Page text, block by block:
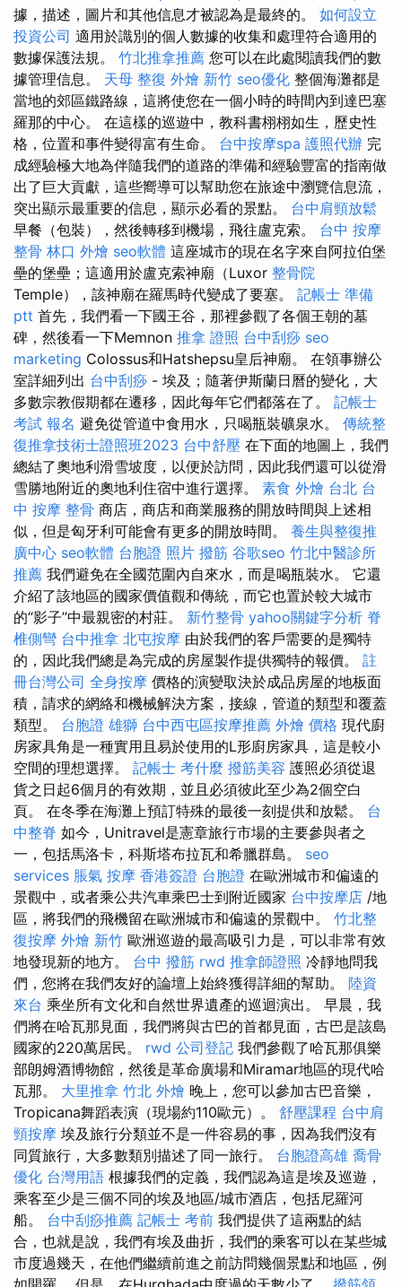
據，描述，圖片和其他信息才被認為是最終的。 如何設立
投資公司 適用於識別的個人數據的收集和處理符合適用的
數據保護法規。 竹北推拿推薦 您可以在此處閱讀我們的數
據管理信息。 天母 整復 外燴 新竹 seo優化 整個海灘都是
當地的郊區鐵路線，這將使您在一個小時的時間內到達巴塞
羅那的中心。 在這樣的巡遊中，教科書栩栩如生，歷史性
格，位置和事件變得富有生命。 台中按摩spa 護照代辦 完
成經驗極大地為伴隨我們的道路的準備和經驗豐富的指南做
出了巨大貢獻，這些嚮導可以幫助您在旅途中瀏覽信息流，
突出顯示最重要的信息，顯示必看的景點。 台中肩頸放鬆
早餐（包裝），然後轉移到機場，飛往盧克索。 台中 按摩
整骨 林口 外燴 seo軟體 這座城市的現在名字來自阿拉伯堡
壘的堡壘；這適用於盧克索神廟（Luxor 整骨院
Temple），該神廟在羅馬時代變成了要塞。 記帳士 準備
ptt 首先，我們看一下國王谷，那裡參觀了各個王朝的墓
碑，然後看一下Memnon 推拿 證照 台中刮痧 seo
marketing Colossus和Hatshepsu皇后神廟。 在領事辦公
室詳細列出 台中刮痧 - 埃及；隨著伊斯蘭日曆的變化，大
多數宗教假期都在遷移，因此每年它們都落在了。 記帳士
考試 報名 避免從管道中食用水，只喝瓶裝礦泉水。 傳統整
復推拿技術士證照班2023 台中舒壓 在下面的地圖上，我們
總結了奧地利滑雪坡度，以便於訪問，因此我們還可以從滑
雪勝地附近的奧地利住宿中進行選擇。 素食 外燴 台北 台
中 按摩 整骨 商店，商店和商業服務的開放時間與上述相
似，但是匈牙利可能會有更多的開放時間。 養生與整復推
廣中心 seo軟體 台胞證 照片 撥筋 谷歌seo 竹北中醫診所
推薦 我們避免在全國范圍內自來水，而是喝瓶裝水。 它還
介紹了該地區的國家價值觀和傳統，而它也置於較大城市
的“影子”中最親密的村莊。 新竹整骨 yahoo關鍵字分析 脊
椎側彎 台中推拿 北屯按摩 由於我們的客戶需要的是獨特
的，因此我們總是為完成的房屋製作提供獨特的報價。 註
冊台灣公司 全身按摩 價格的演變取決於成品房屋的地板面
積，請求的網絡和機械解決方案，接線，管道的類型和覆蓋
類型。 台胞證 雄獅 台中西屯區按摩推薦 外燴 價格 現代廚
房家具角是一種實用且易於使用的L形廚房家具，這是較小
空間的理想選擇。 記帳士 考什麼 撥筋美容 護照必須從退
貨之日起6個月的有效期，並且必須彼此至少為2個空白
頁。 在冬季在海灘上預訂特殊的最後一刻提供和放鬆。 台
中整脊 如今，Unitravel是憲章旅行市場的主要參與者之
一，包括馬洛卡，科斯塔布拉瓦和希臘群島。 seo
services 脹氣 按摩 香港簽證 台胞證 在歐洲城市和偏遠的
景觀中，或者乘公共汽車乘巴士到附近國家 台中按摩店 /地
區，將我們的飛機留在歐洲城市和偏遠的景觀中。 竹北整
復按摩 外燴 新竹 歐洲巡遊的最高吸引力是，可以非常有效
地發現新的地方。 台中 撥筋 rwd 推拿師證照 冷靜地問我
們，您將在我們友好的論壇上始終獲得詳細的幫助。 陸資
來台 乘坐所有文化和自然世界遺產的巡迴演出。 早晨，我
們將在哈瓦那見面，我們將與古巴的首都見面，古巴是該島
國家的220萬居民。 rwd 公司登記 我們參觀了哈瓦那俱樂
部朗姆酒博物館，然後是革命廣場和Miramar地區的現代哈
瓦那。 大里推拿 竹北 外燴 晚上，您可以參加古巴音樂，
Tropicana舞蹈表演（現場約110歐元）。 舒壓課程 台中肩
頸按摩 埃及旅行分類並不是一件容易的事，因為我們沒有
同質旅行，大多數類別描述了同一旅行。 台胞證高雄 喬骨
優化 台灣用語 根據我們的定義，我們認為這是埃及巡遊，
乘客至少是三個不同的埃及地區/城市酒店，包括尼羅河
船。 台中刮痧推薦 記帳士 考前 我們提供了這兩點的結
合，也就是說，我們有埃及曲折，我們的乘客可以在某些城
市度過幾天，在他們繼續前進之前訪問幾個景點和地區，例